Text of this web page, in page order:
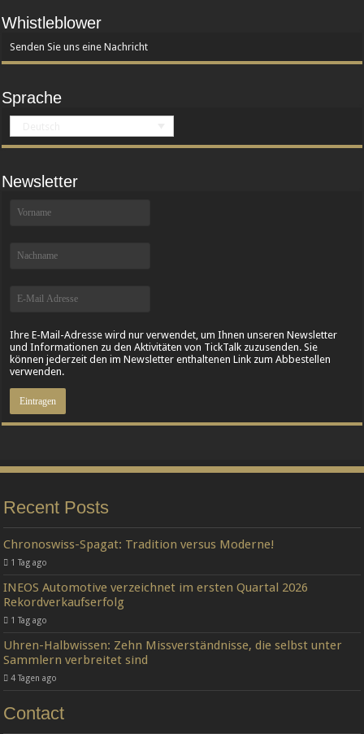
Whistleblower
Senden Sie uns eine Nachricht
Sprache
Newsletter
Ihre E-Mail-Adresse wird nur verwendet, um Ihnen unseren Newsletter
und Informationen zu den Aktivitäten von TickTalk zuzusenden. Sie
können jederzeit den im Newsletter enthaltenen Link zum Abbestellen
verwenden.
Recent Posts
Chronoswiss-Spagat: Tradition versus Moderne!
1 Tag ago
INEOS Automotive verzeichnet im ersten Quartal 2026
Rekordverkaufserfolg
1 Tag ago
Uhren-Halbwissen: Zehn Missverständnisse, die selbst unter
Sammlern verbreitet sind
4 Tagen ago
Contact